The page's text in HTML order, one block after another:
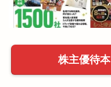
株主優待